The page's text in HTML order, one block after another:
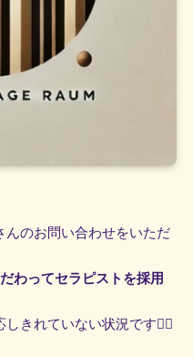
んのお問い合わせをいただ
わってセラピストを採用
きれていない状況です🙇‍♀️